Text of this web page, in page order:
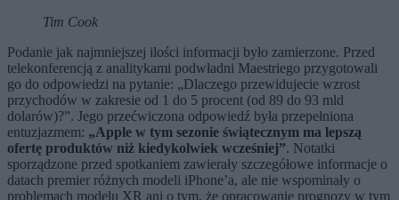
Tim Cook
Podanie jak najmniejszej ilości informacji było zamierzone. Przed
telekonferencją z analitykami podwładni Maestriego przygotowali
go do odpowiedzi na pytanie: „Dlaczego przewidujecie wzrost
przychodów w zakresie od 1 do 5 procent (od 89 do 93 mld
dolarów)?”. Jego przećwiczona odpowiedź była przepełniona
entuzjazmem: „Apple w tym sezonie świątecznym ma lepszą
ofertę produktów niż kiedykolwiek wcześniej”. Notatki
sporządzone przed spotkaniem zawierały szczegółowe informacje o
datach premier różnych modeli iPhone’a, ale nie wspominały o
problemach modelu XR ani o tym, że opracowanie prognozy w tym